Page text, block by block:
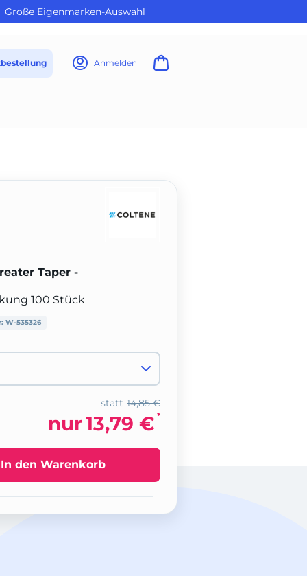
Große Eigenmarken-Auswahl
Anmelden
Taper -
100 Stück
W-535326
14,85 €
statt
nur13,79 € *
In den Warenkorb